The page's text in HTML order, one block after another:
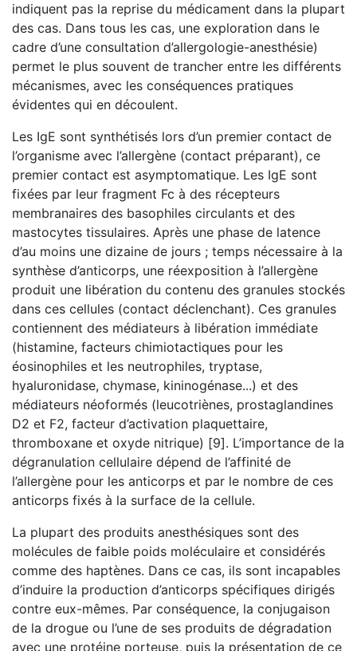
indiquent pas la reprise du médicament dans la plupart
des cas. Dans tous les cas, une exploration dans le
cadre d’une consultation d’allergologie-anesthésie)
permet le plus souvent de trancher entre les différents
mécanismes, avec les conséquences pratiques
évidentes qui en découlent.
Les IgE sont synthétisés lors d’un premier contact de
l’organisme avec l’allergène (contact préparant), ce
premier contact est asymptomatique. Les IgE sont
fixées par leur fragment Fc à des récepteurs
membranaires des basophiles circulants et des
mastocytes tissulaires. Après une phase de latence
d’au moins une dizaine de jours ; temps nécessaire à la
synthèse d’anticorps, une réexposition à l’allergène
produit une libération du contenu des granules stockés
dans ces cellules (contact déclenchant). Ces granules
contiennent des médiateurs à libération immédiate
(histamine, facteurs chimiotactiques pour les
éosinophiles et les neutrophiles, tryptase,
hyaluronidase, chymase, kininogénase...) et des
médiateurs néoformés (leucotriènes, prostaglandines
D2 et F2, facteur d’activation plaquettaire,
thromboxane et oxyde nitrique) [9]. L’importance de la
dégranulation cellulaire dépend de l’affinité de
l’allergène pour les anticorps et par le nombre de ces
anticorps fixés à la surface de la cellule.
La plupart des produits anesthésiques sont des
molécules de faible poids moléculaire et considérés
comme des haptènes. Dans ce cas, ils sont incapables
d’induire la production d’anticorps spécifiques dirigés
contre eux-mêmes. Par conséquence, la conjugaison
de la drogue ou l’une de ses produits de dégradation
avec une protéine porteuse, puis la présentation de ce